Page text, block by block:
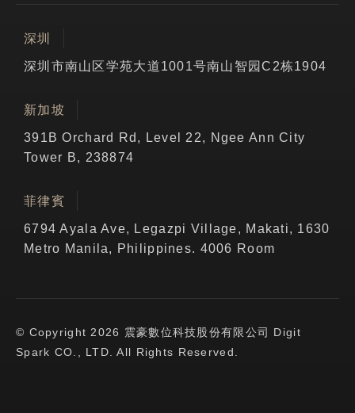
深圳
深圳市南山区学苑大道1001号南山智园C2栋1904
新加坡
391B Orchard Rd, Level 22, Ngee Ann City
Tower B, 238874
菲律賓
6794 Ayala Ave, Legazpi Village, Makati, 1630
Metro Manila, Philippines. 4006 Room
© Copyright 2026 震豪數位科技股份有限公司 Digit
Spark CO., LTD. All Rights Reserved.